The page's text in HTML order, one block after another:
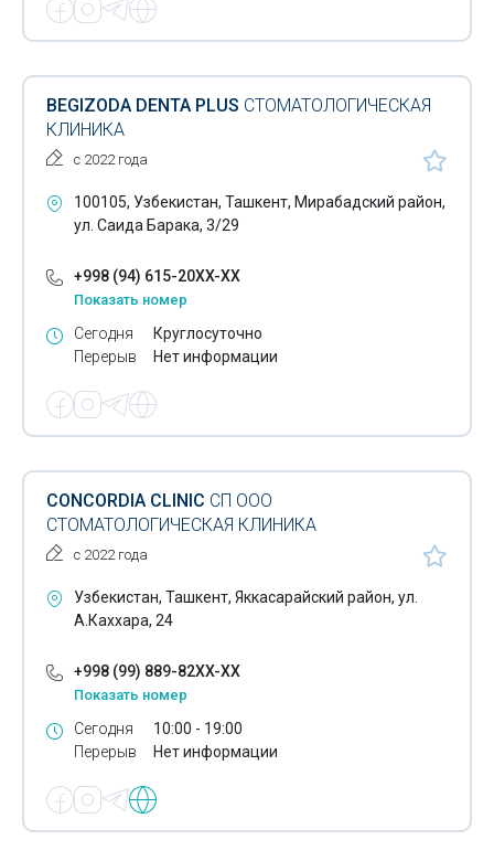
BEGIZODA DENTA PLUS СТОМАТОЛОГИЧЕСКАЯ
КЛИНИКА
с 2022 года
100105, Узбекистан, Ташкент, Мирабадский район,
ул. Саида Барака, 3/29
+998 (94) 615-20XX-XX
Показать номер
Сегодня
Перерыв
Круглосуточно
Нет информации
CONCORDIA CLINIC СП ООО
СТОМАТОЛОГИЧЕСКАЯ КЛИНИКА
с 2022 года
Узбекистан, Ташкент, Яккасарайский район, ул.
А.Каххара, 24
+998 (99) 889-82XX-XX
Показать номер
Сегодня
Перерыв
10:00 - 19:00
Нет информации